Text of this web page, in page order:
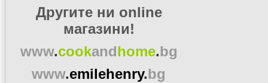
Другите ни online
магазини!
www.cookandhome.bg
www.emilehenry.bg